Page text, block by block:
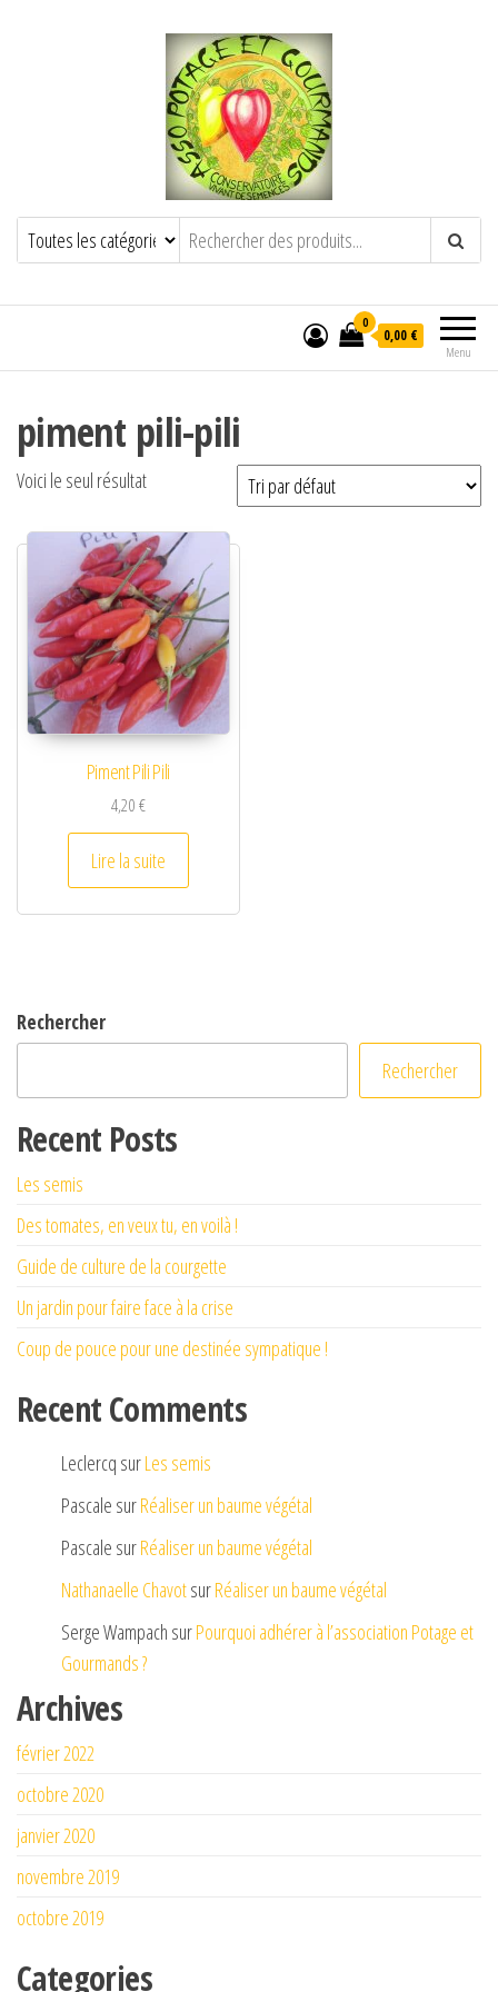
POTAGE ET GOURMANDSSemence paysanne naturelle
——————————————-
Menu
0
0,00 €
piment pili-pili
Voici le seul résultat
Piment Pili Pili
4,20€
Lire la suite
Rechercher
Rechercher
Recent Posts
Les semis
Des tomates, en veux tu, en voilà !
Guide de culture de la courgette
Un jardin pour faire face à la crise
Coup de pouce pour une destinée sympatique !
Recent Comments
Leclercq surLes semis
Pascale surRéaliser un baume végétal
Pascale surRéaliser un baume végétal
Nathanaelle ChavotsurRéaliser un baume végétal
Serge Wampach surPourquoi adhérer à l’association Potage et
Gourmands ?
Archives
février 2022
octobre 2020
janvier 2020
novembre 2019
octobre 2019
Categories